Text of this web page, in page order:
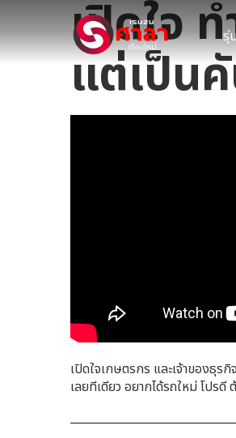
รุ่
เปิดใจ
แต่เป็น
เปิดใจเกษตรกร และเจ้าของธุ
เลยทีเดียว อยากได้รถใหม่ โปร